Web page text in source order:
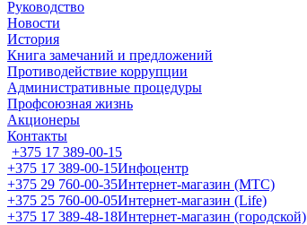
Руководство
Новости
История
Книга замечаний и предложений
Противодействие коррупции
Административные процедуры
Профсоюзная жизнь
Акционеры
Контакты
+375 17 389-00-15
+375 17 389-00-15Инфоцентр
+375 29 760-00-35Интернет-магазин (МТС)
+375 25 760-00-05Интернет-магазин (Life)
+375 17 389-48-18Интернет-магазин (городской)